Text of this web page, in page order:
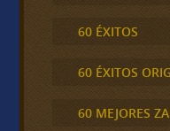
60 ÉXITOS
60 ÉXITOS
60 MEJORES